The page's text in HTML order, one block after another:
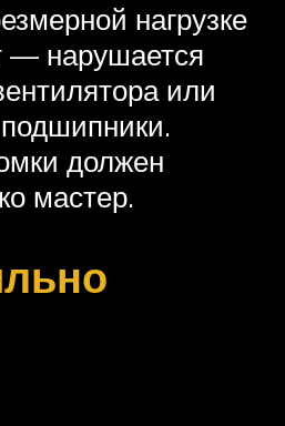
нагрузке
— нарушается
или
должен
мастер.